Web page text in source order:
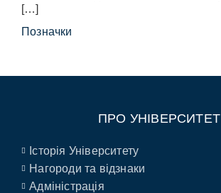
[…]
Позначки
ПРО УНІВЕРСИТЕТ
Історія Університету
Нагороди та відзнаки
Адміністрація